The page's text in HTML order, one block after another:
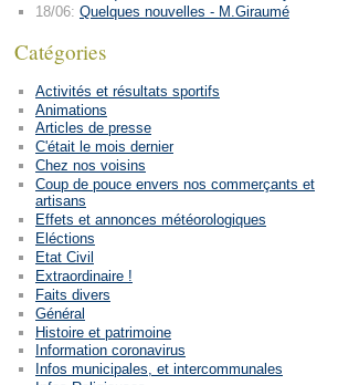
18/06: Quelques nouvelles - M.Giraumé
Catégories
Activités et résultats sportifs
Animations
Articles de presse
C'était le mois dernier
Chez nos voisins
Coup de pouce envers nos commerçants et
artisans
Effets et annonces météorologiques
Eléctions
Etat Civil
Extraordinaire !
Faits divers
Général
Histoire et patrimoine
Information coronavirus
Infos municipales, et intercommunales